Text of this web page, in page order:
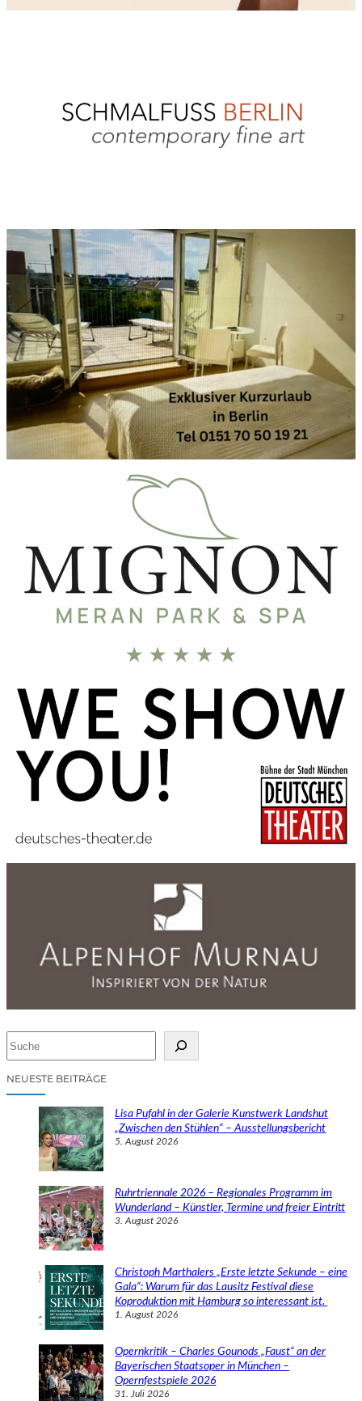
cNEUESTE BEITRÄGE
Lisa Pufahl in der Galerie Kunstwerk Landshut
„Zwischen den Stühlen“ – Ausstellungsbericht
5. August 2026
Ruhrtriennale 2026 – Regionales Programm im
Wunderland – Künstler, Termine und freier Eintritt
3. August 2026
Christoph Marthalers „Erste letzte Sekunde – eine
Gala“: Warum für das Lausitz Festival diese
Koproduktion mit Hamburg so interessant ist.
1. August 2026
Opernkritik – Charles Gounods „Faust“ an der
Bayerischen Staatsoper in München –
Opernfestspiele 2026
31. Juli 2026